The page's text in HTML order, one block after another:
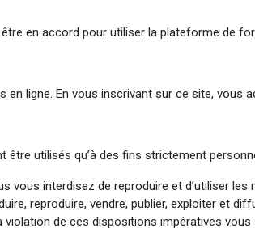
en accord pour utiliser la plateforme de
ligne. En vous inscrivant sur ce site, vous
utilisés qu’à des fins strictement
interdisez de reproduire et d’utiliser
reproduire, vendre, publier, exploiter et
de ces dispositions impératives